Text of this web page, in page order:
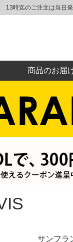
13時迄のご注文は当日
商品のお届
サンフラ